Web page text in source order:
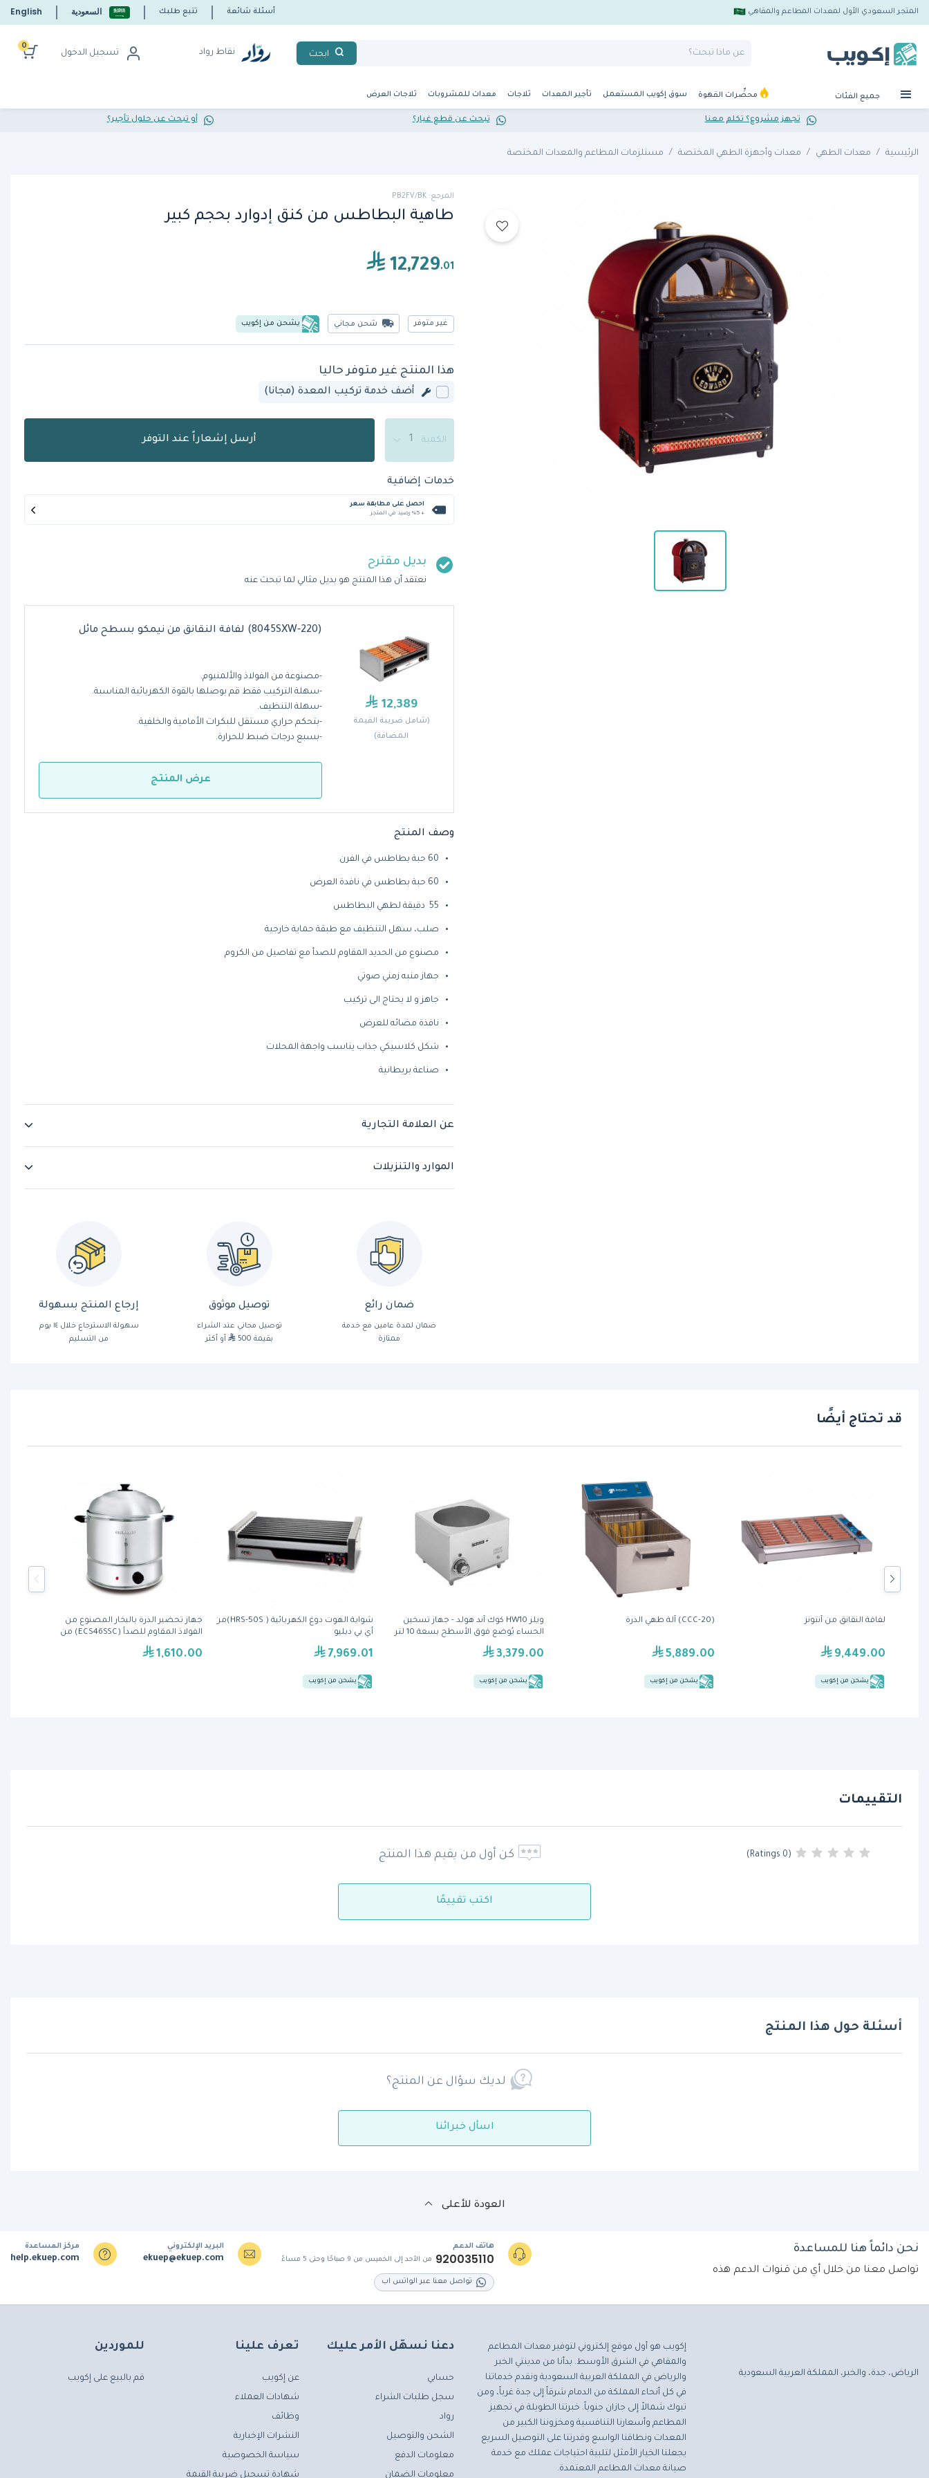
المتجر السعودي الأول لمعدات المطاعم والمقاهي أسئلة شائعة تتبع طلبك السعودية English
ابحث نقاط رواد تسجيل الدخول
0
جميع الفئات محضِّرات القهوة سوق إكويب المستعمل تأجير المعدات ثلاجات معدات للمشروبات ثلاجات العرض
تجهز مشروع؟ تكلم معنا تبحث عن قطع غيار؟ أو تبحث عن حلول تأجير؟
الرئيسية معدات الطهي معدات وأجهزة الطهي المختصة مستلزمات المطاعم والمعدات المختصة
المرجع: PB2FV/BK
طاهية البطاطس من كنق إدوارد بحجم كبير
12,729.01
غير متوفر شحن مجاني يشحن من إكويب
هذا المنتج غير متوفر حاليا
أضف خدمة تركيب المعدة (مجانا)
الكمية أرسل إشعاراً عند التوفر
خدمات إضافية
احصل على مطابقة سعر
+ %5 رصيد في المتجر
بديل مقترح
نعتقد أن هذا المنتج هو بديل مثالي لما تبحث عنه
12,389
(شامل ضريبة القيمة
المضافة)
(8045SXW‐220) لفافة النقانق من نيمكو بسطح مائل
-مصنوعة من الفولاذ والألمنيوم.
-سهلة التركيب فقط قم بوصلها بالقوة الكهربائية المناسبة.
-سهلة التنظيف.
-بتحكم حراري مستقل للبكرات الأمامية والخلفية.
-بسبع درجات ضبط للحرارة.
عرض المنتج
وصف المنتج
60 حبة بطاطس في الفرن
60 حبة بطاطس في نافدة العرض
55 دقيقة لطهي البطاطس
صلب، سهل التنظيف مع طبقة حماية خارجية
مصنوع من الحديد المقاوم للصدأ مع تفاصيل من الكروم
جهاز منبه زمني صوتي
جاهز و لا يحتاج الى تركيب
نافذة مضائه للعرض
شكل كلاسيكي جذاب يناسب واجهة المحلات
صناعة بريطانية
عن العلامة التجارية
الموارد والتنزيلات
ضمان رائع
ضمان لمدة عامين مع خدمة
ممتازة
توصيل موثوق
توصيل مجاني عند الشراء
بقيمة 500
أو أكثر
إرجاع المنتج بسهولة
سهولة الاسترجاع خلال ١٤ يوم
من التسليم
قد تحتاج أيضًا
جهاز تحضير الذرة بالبخار المصنوع من
الفولاذ المقاوم للصدأ (ECS46SSC) من
1,610.00
شواية الهوت دوغ الكهربائية ( HRS-50S)من
أي بي دبليو
7,969.01
يشحن من إكويب
ويلز HW10 كوك آند هولد - جهاز تسخين
الحساء يُوضع فوق الأسطح بسعة 10 لتر
3,379.00
يشحن من إكويب
(CCC-20) آلة طهي الذرة
5,889.00
يشحن من إكويب
لفافة النقانق من آنتونز
9,449.00
يشحن من إكويب
التقييمات
(0 Ratings) كن أول من يقيم هذا المنتج
اكتب تقييمًا
أسئلة حول هذا المنتج
لديك سؤال عن المنتج؟
اسأل خبرائنا
العودة للأعلى
نحن دائماً هنا للمساعدة
تواصل معنا من خلال أي من قنوات الدعم هذه
هاتف الدعم
920035110 من الأحد إلى الخميس من 9 صباحًا وحتى 5 مساءً
تواصل معنا عبر الواتس اب
البريد الإلكتروني
ekuep@ekuep.com
مركز المساعدة
help.ekuep.com
الرياض، جدة، والخبر، المملكة العربية السعودية
إكويب هو أول موقع إلكتروني لتوفير معدات المطاعم
والمقاهي في الشرق الأوسط. بدأنا من مدينتي الخبر
والرياض في المملكة العربية السعودية ونقدم خدماتنا
في كل أنحاء المملكة من الدمام شرقاً إلى جدة غرباً، ومن
تبوك شمالاً إلى جازان جنوباً. خبرتنا الطويلة في تجهيز
المطاعم وأسعارنا التنافسية ومخزوننا الكبير من
المعدات ونطاقنا الواسع وقدرتنا على التوصيل السريع
يجعلنا الخيار الأمثل لتلبية احتياجات عملك مع خدمة
صيانة معدات المطاعم المعتمدة.
دعنا نسهّل الأمر عليك
حسابي
سجل طلبات الشراء
رواد
الشحن والتوصيل
معلومات الدفع
معلومات الضمان
تعرف علينا
عن إكويب
شهادات العملاء
وظائف
النشرات الإخبارية
سياسة الخصوصية
شهادة تسجيل ضريبة القيمة
للموردين
قم بالبيع على إكويب